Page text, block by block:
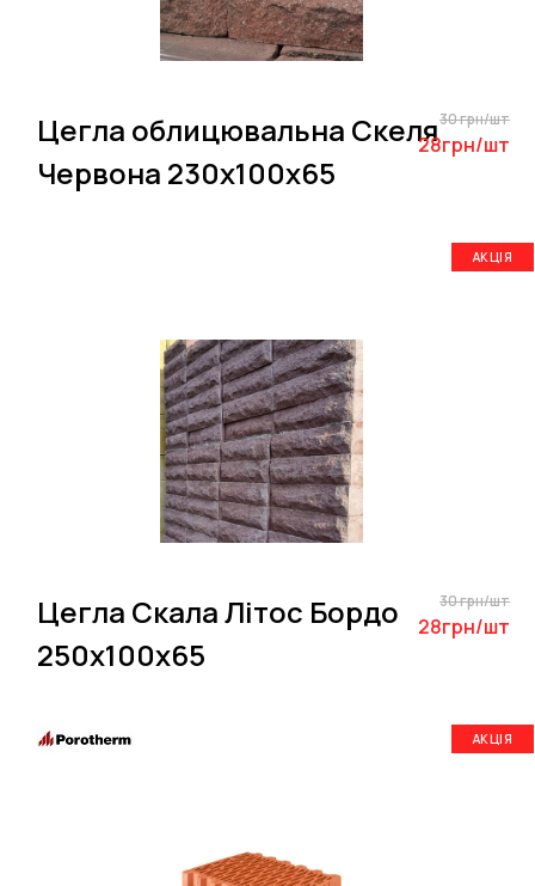
Цегла облицювальна Скеля
Червона 230х100х65
30 грн/шт
28грн/шт
АКЦІЯ
Цегла Скала Літос Бордо
250х100х65
30 грн/шт
28грн/шт
АКЦІЯ